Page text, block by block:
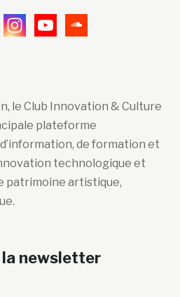
le Club Innovation & Culture
plateforme
de formation et
technologique et
patrimoine artistique,
la newsletter